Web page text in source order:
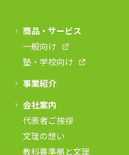
商品・サービス
一般向け
塾・学校向け
事業紹介
会社案内
代表者ご挨拶
文理の想い
教科書準拠と文理